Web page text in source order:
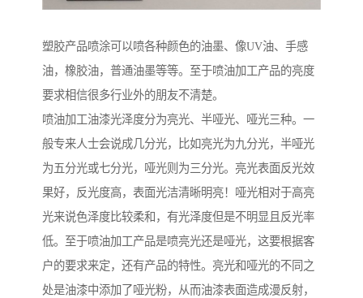
塑胶产品喷涂可以喷各种颜色的油墨、像UV油、手感
油，橡胶油，普通油墨等等。至于喷油加工产品的亮度
要求相信很多行业外的朋友不清楚。
喷油加工油漆光泽度分为亮光、半哑光、哑光三种。一
般专来人士会说成几分光，比如亮光为九分光，半哑光
为五分光或七分光，哑光则为三分光。亮光表面反光效
果好，反光度高，表面光洁清晰明亮！哑光相对于高亮
光来说色泽度比较柔和，有光泽度但是不明显且反光率
低。至于喷油加工产品是喷亮光还是哑光，这要根据客
户的要求来定，还有产品的特性。亮光和哑光的不同之
处是油漆中添加了哑光粉，从而油漆表面造成漫反射，